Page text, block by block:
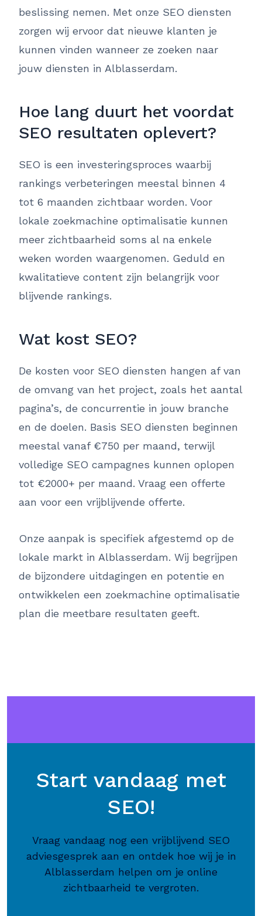
beslissing nemen. Met onze SEO diensten
zorgen wij ervoor dat nieuwe klanten je
kunnen vinden wanneer ze zoeken naar
jouw diensten in Alblasserdam.
Hoe lang duurt het voordat
SEO resultaten oplevert?
SEO is een investeringsproces waarbij
rankings verbeteringen meestal binnen 4
tot 6 maanden zichtbaar worden. Voor
lokale zoekmachine optimalisatie kunnen
meer zichtbaarheid soms al na enkele
weken worden waargenomen. Geduld en
kwalitatieve content zijn belangrijk voor
blijvende rankings.
Wat kost SEO?
De kosten voor SEO diensten hangen af van
de omvang van het project, zoals het aantal
pagina’s, de concurrentie in jouw branche
en de doelen. Basis SEO diensten beginnen
meestal vanaf €750 per maand, terwijl
volledige SEO campagnes kunnen oplopen
tot €2000+ per maand. Vraag een offerte
aan voor een vrijblijvende offerte.
Onze aanpak is specifiek afgestemd op de
lokale markt in Alblasserdam. Wij begrijpen
de bijzondere uitdagingen en potentie en
ontwikkelen een zoekmachine optimalisatie
plan die meetbare resultaten geeft.
Start vandaag met
SEO!
Vraag vandaag nog een vrijblijvend SEO
adviesgesprek aan en ontdek hoe wij je in
Alblasserdam helpen om je online
zichtbaarheid te vergroten.